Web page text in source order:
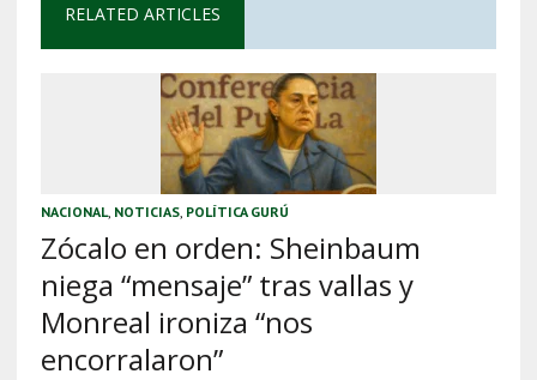
RELATED ARTICLES
NACIONAL, NOTICIAS, POLÍTICA GURÚ
Zócalo en orden: Sheinbaum
niega “mensaje” tras vallas y
Monreal ironiza “nos
encorralaron”